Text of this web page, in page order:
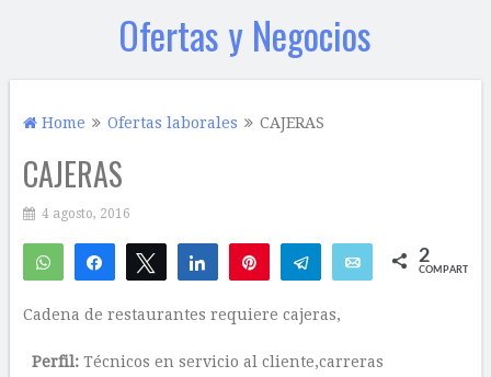
Ofertas y Negocios
Home Ofertas laborales CAJERAS
CAJERAS
4 agosto, 2016
WhatsAppCompartirTwittear Compartir Telegram Email 2
COMPARTIR
Cadena de restaurantes requiere cajeras,
Perfil:Técnicos en servicio al cliente,carreras